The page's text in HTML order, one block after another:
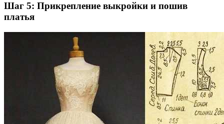
Шаг 5: Прикрепление выкройки и пошив
платья